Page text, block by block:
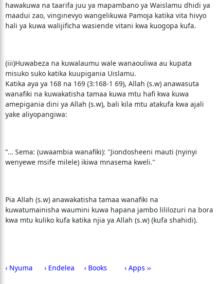
hawakuwa na taarifa juu ya mapambano ya Waislamu dhidi ya
maadui zao, vinginevyo wangelikuwa Pamoja katika vita hivyo
hali ya kuwa walijificha wasiende vitani kwa kuogopa kufa.
(iii)Huwabeza na kuwalaumu wale wanaouliwa au kupata
misuko suko katika kuupigania Uislamu.
Katika aya ya 168 na 169 (3:168-1 69), Allah (s.w) anawasuta
wanafiki na kuwakatisha tamaa kuwa mtu hafi kwa kuwa
amepigania dini ya Allah (s.w), bali kila mtu atakufa kwa ajali
yake aliyopangiwa:
“… Sema: (uwaambia wanafiki): "Jiondosheeni mauti (nyinyi
wenyewe msife milele) ikiwa mnasema kweli."
Pia Allah (s.w) anawakatisha tamaa wanafiki na
kuwatumainisha waumini kuwa hapana jambo lililozuri na bora
kwa mtu kuliko kufa katika njia ya Allah (s.w) (kufa shahidi).
‹ Nyuma › Endelea ‹ Books ‹ Apps ››